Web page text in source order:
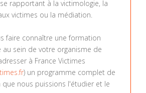
rapportant à la victimologie, la
victimes ou la médiation.
faire connaître une formation
sein de votre organisme de
à France Victimes
) un programme complet de
nous puissions l'étudier et le